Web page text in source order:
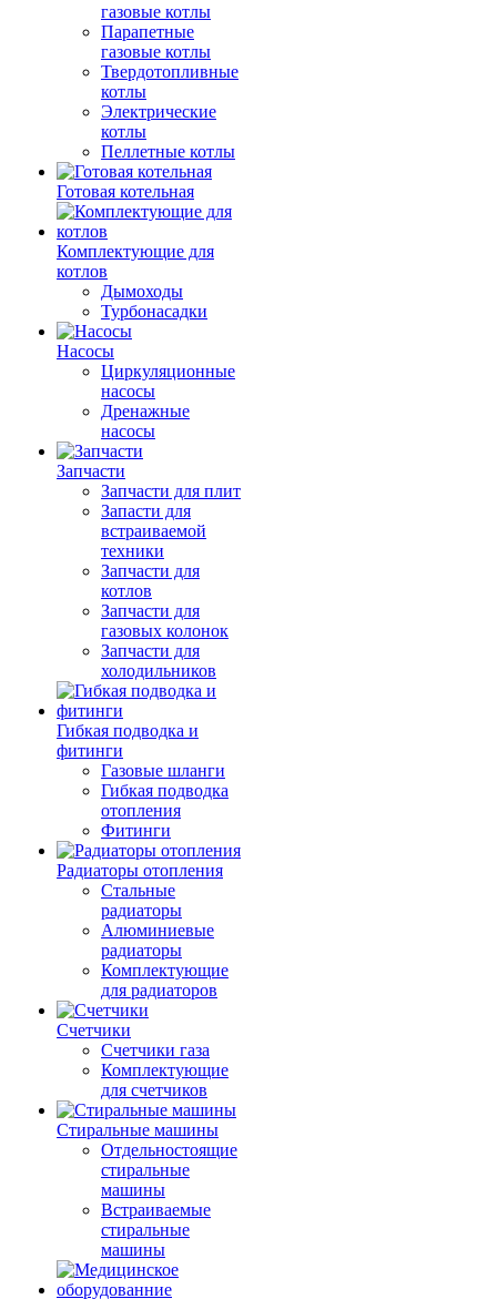
газовые котлы
Парапетные
газовые котлы
Твердотопливные
котлы
Электрические
котлы
Пеллетные котлы
Готовая котельная
Комплектующие для
котлов
Дымоходы
Турбонасадки
Насосы
Циркуляционные
насосы
Дренажные
насосы
Запчасти
Запчасти для плит
Запасти для
встраиваемой
техники
Запчасти для
котлов
Запчасти для
газовых колонок
Запчасти для
холодильников
Гибкая подводка и
фитинги
Газовые шланги
Гибкая подводка
отопления
Фитинги
Радиаторы отопления
Стальные
радиаторы
Алюминиевые
радиаторы
Комплектующие
для радиаторов
Счетчики
Счетчики газа
Комплектующие
для счетчиков
Стиральные машины
Отдельностоящие
стиральные
машины
Встраиваемые
стиральные
машины